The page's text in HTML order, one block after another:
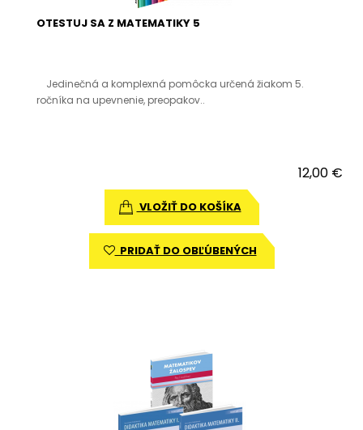
OTESTUJ SA Z MATEMATIKY 5
Jedinečná a komplexná pomôcka určená žiakom 5.
ročníka na upevnenie, preopakov..
12,00 €
VLOŽIŤ DO KOŠÍKA
PRIDAŤ DO OBĽÚBENÝCH